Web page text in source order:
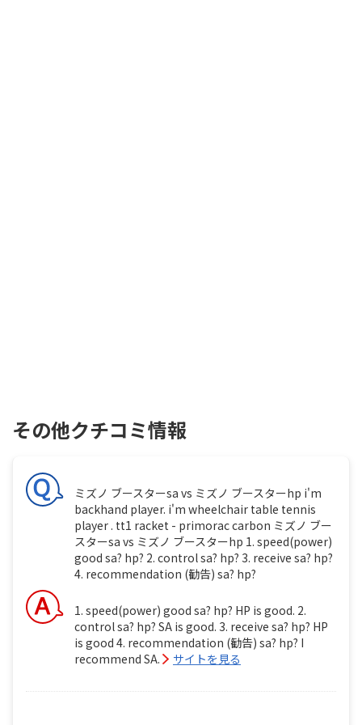
その他クチコミ情報
ミズノ ブースターsa vs ミズノ ブースターhp i'm
backhand player. i'm wheelchair table tennis
player . tt1 racket - primorac carbon ミズノ ブー
スターsa vs ミズノ ブースターhp 1. speed(power)
good sa? hp? 2. control sa? hp? 3. receive sa? hp?
4. recommendation (勧告) sa? hp?
1. speed(power) good sa? hp? HP is good. 2.
control sa? hp? SA is good. 3. receive sa? hp? HP
is good 4. recommendation (勧告) sa? hp? I
recommend SA.
サイトを見る